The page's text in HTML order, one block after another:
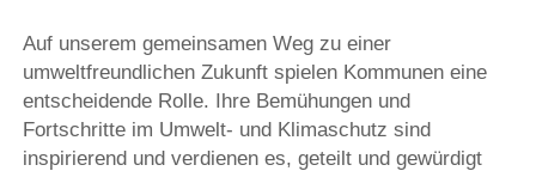
Auf unserem gemeinsamen Weg zu einer
umweltfreundlichen Zukunft spielen Kommunen eine
entscheidende Rolle. Ihre Bemühungen und
Fortschritte im Umwelt- und Klimaschutz sind
inspirierend und verdienen es, geteilt und gewürdigt